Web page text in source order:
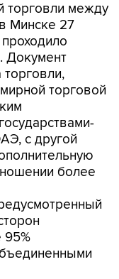
торговли между
Минске 27
Документ
торговой
с другой
более
95%